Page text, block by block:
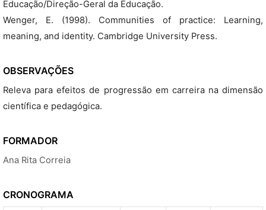
Educação/Direção-Geral da Educação.
Wenger, E. (1998). Communities of practice: Learning,
meaning, and identity. Cambridge University Press.
OBSERVAÇÕES
Releva para efeitos de progressão em carreira na dimensão
científica e pedagógica.
FORMADOR
Ana Rita Correia
CRONOGRAMA